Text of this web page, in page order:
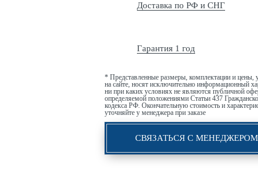
Доставка по РФ и СНГ
Гарантия 1 год
* Представленные размеры, комплектации и цены,
на сайте, носят исключительно информационный
ни при каких условиях не являются публичной
определяемой положениями Статьи 437
кодекса РФ. Окончательную стоимость и
уточняйте у менеджера при заказе
СВЯЗАТЬСЯ С МЕНЕДЖЕРОМ